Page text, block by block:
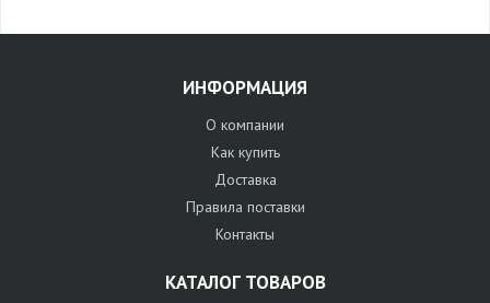
ИНФОРМАЦИЯ
О компании
Как купить
Доставка
Правила поставки
Контакты
КАТАЛОГ ТОВАРОВ